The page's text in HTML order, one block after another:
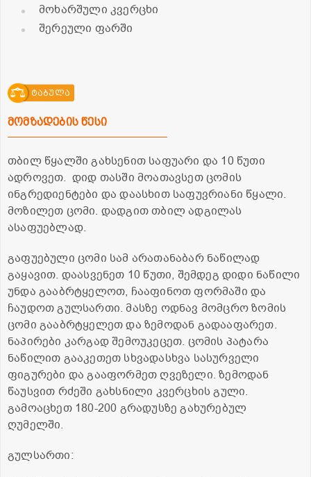
მოხარშული კვერცხი
შერეული ფარში
ტაბულა
მომზადების წესი
თბილ წყალში გახსენით საფუარი და 10 წუთი
ადროვეთ. დიდ თასში მოათავსეთ ცომის
ინგრედიენტები და დაასხით საფუვრიანი წყალი.
მოზილეთ ცომი. დადგით თბილ ადგილას
ასაფუებლად.
გაფუებული ცომი სამ არათანაბარ ნაწილად
გაყავით. დაასვენეთ 10 წუთი, შემდეგ დიდი ნაწილი
უნდა გააბრტყელოთ, ჩააფინოთ ფორმაში და
ჩაუდოთ გულსართი. მასზე ოდნავ მომცრო ზომის
ცომი გააბრტყელეთ და ზემოდან გადააფარეთ.
ნაპირები კარგად შემოუკეცეთ. ცომის პატარა
ნაწილით გააკეთეთ სხვადასხვა სასურველი
ფიგურები და გააფორმეთ ღვეზელი. ზემოდან
წაუსვით რძეში გახსნილი კვერცხის გული.
გამოაცხეთ 180-200 გრადუსზე გახურებულ
ღუმელში.
გულსართი: